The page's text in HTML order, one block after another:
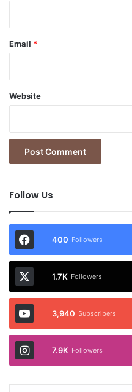
Email *
Website
Follow Us
400 Followers
1.7K Followers
3,940 Subscribers
7.9K Followers